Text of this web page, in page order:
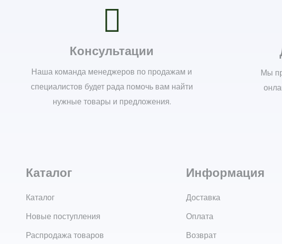
Консультации
Наша команда менеджеров по продажам и
специалистов будет рада помочь вам найти
нужные товары и предложения.
Мы
Каталог
Каталог
Новые поступления
Распродажа товаров
Информация
Доставка
Оплата
Возврат